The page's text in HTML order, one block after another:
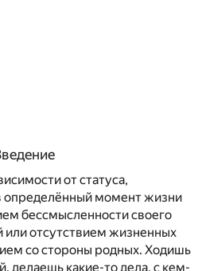
от статуса,
определённый момент жизни
бессмысленности своего
или отсутствием жизненных
со стороны родных. Ходишь
делаешь какие-то дела, с кем-